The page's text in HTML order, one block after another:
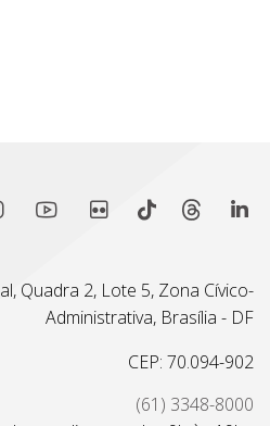
Quadra 2, Lote 5, Zona Cívico-
Administrativa, Brasília - DF
CEP: 70.094-902
(61) 3348-8000